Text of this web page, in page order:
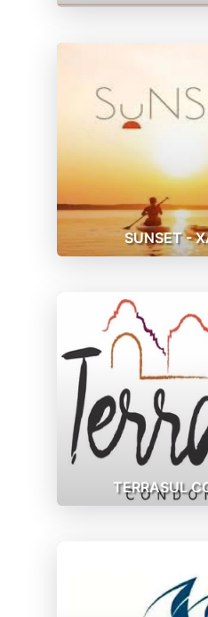
SUNSET -
TERRASUL